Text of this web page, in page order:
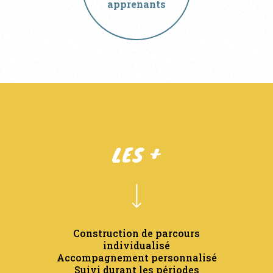
apprenants
LES +
Construction de parcours
individualisé
Accompagnement personnalisé
Suivi durant les périodes